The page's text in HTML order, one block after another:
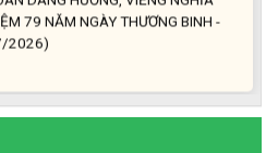
79 NĂM NGÀY THƯƠNG BINH -
2026)
CHỦ TỊCH UBND XÃ CƯ M’GAR